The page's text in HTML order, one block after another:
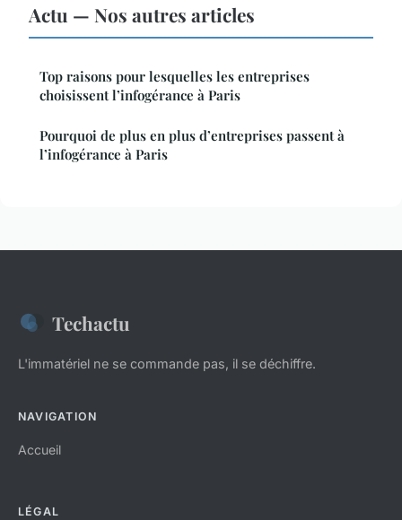
Actu — Nos autres articles
Top raisons pour lesquelles les entreprises
choisissent l’infogérance à Paris
Pourquoi de plus en plus d’entreprises passent à
l’infogérance à Paris
Techactu
L'immatériel ne se commande pas, il se déchiffre.
NAVIGATION
Accueil
LÉGAL